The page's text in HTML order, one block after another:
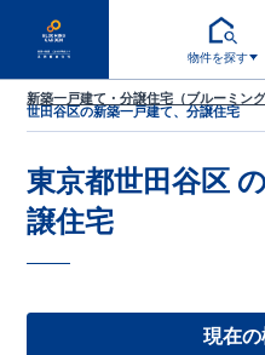
物件を探す
新築一戸建て・分譲住宅（ブルーミン
世田谷区の新築一戸建て、分譲住宅
東京都世田谷区
譲住宅
現在